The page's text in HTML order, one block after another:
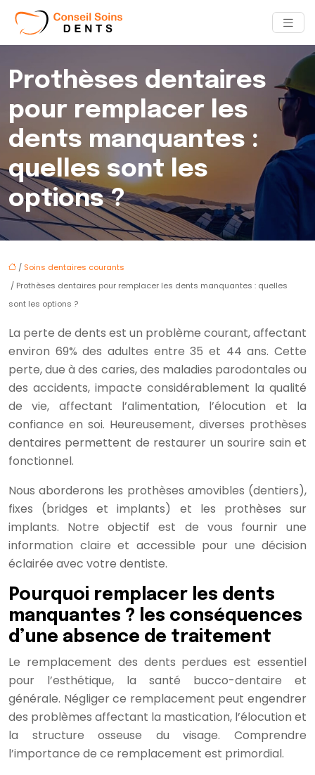
Prothèses dentaires
pour remplacer les
dents manquantes :
quelles sont les
options ?
/ Soins dentaires courants
/ Prothèses dentaires pour remplacer les dents manquantes : quelles
sont les options ?
La perte de dents est un problème courant, affectant
environ 69% des adultes entre 35 et 44 ans. Cette
perte, due à des caries, des maladies parodontales ou
des accidents, impacte considérablement la qualité
de vie, affectant l’alimentation, l’élocution et la
confiance en soi. Heureusement, diverses prothèses
dentaires permettent de restaurer un sourire sain et
fonctionnel.
Nous aborderons les prothèses amovibles (dentiers),
fixes (bridges et implants) et les prothèses sur
implants. Notre objectif est de vous fournir une
information claire et accessible pour une décision
éclairée avec votre dentiste.
Pourquoi remplacer les dents
manquantes ? les conséquences
d’une absence de traitement
Le remplacement des dents perdues est essentiel
pour l’esthétique, la santé bucco-dentaire et
générale. Négliger ce remplacement peut engendrer
des problèmes affectant la mastication, l’élocution et
la structure osseuse du visage. Comprendre
l’importance de ce remplacement est primordial.